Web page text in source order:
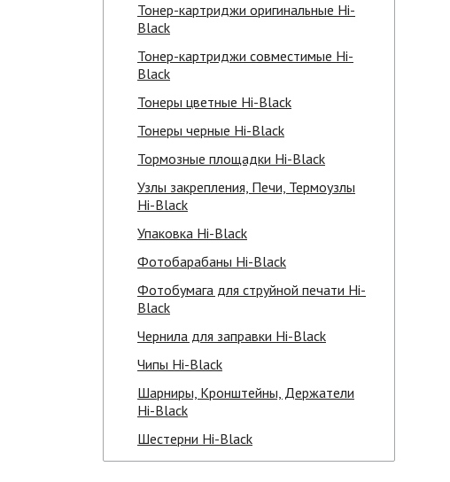
Тонер-картриджи оригинальные Hi-
Black
Тонер-картриджи совместимые Hi-
Black
Тонеры цветные Hi-Black
Тонеры черные Hi-Black
Тормозные площадки Hi-Black
Узлы закрепления, Печи, Термоузлы
Hi-Black
Упаковка Hi-Black
Фотобарабаны Hi-Black
Фотобумага для струйной печати Hi-
Black
Чернила для заправки Hi-Black
Чипы Hi-Black
Шарниры, Кронштейны, Держатели
Hi-Black
Шестерни Hi-Black